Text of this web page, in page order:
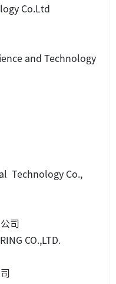
Co.Ltd
and Technology
Technology Co.,
司
CO.,LTD.